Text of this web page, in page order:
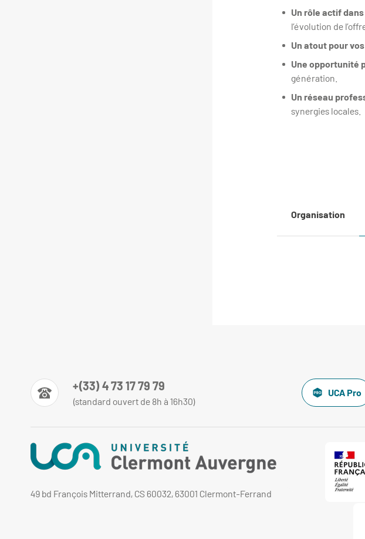
Un rôle actif
l’évolution de
Un atout pour
Une opportunité
génération.
Un réseau
synergies locales.
Organisation
+(33) 4 73 17 79 79
(standard ouvert de 8h à 16h30)
UCA Pro
49 bd François Mitterrand, CS 60032, 63001 Clermont-Ferrand